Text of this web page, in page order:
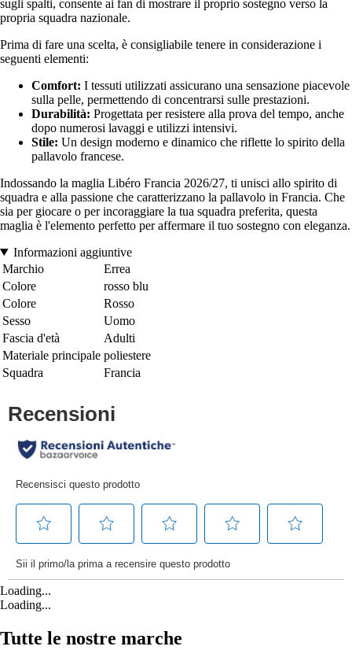
sugli spalti, consente ai fan di mostrare il proprio sostegno verso la
propria squadra nazionale.
Prima di fare una scelta, è consigliabile tenere in considerazione i
seguenti elementi:
Comfort: I tessuti utilizzati assicurano una sensazione piacevole
sulla pelle, permettendo di concentrarsi sulle prestazioni.
Durabilità: Progettata per resistere alla prova del tempo, anche
dopo numerosi lavaggi e utilizzi intensivi.
Stile: Un design moderno e dinamico che riflette lo spirito della
pallavolo francese.
Indossando la maglia Libéro Francia 2026/27, ti unisci allo spirito di
squadra e alla passione che caratterizzano la pallavolo in Francia. Che
sia per giocare o per incoraggiare la tua squadra preferita, questa
maglia è l'elemento perfetto per affermare il tuo sostegno con eleganza.
Informazioni aggiuntive
Marchio
Errea
Colore
rosso blu
Colore
Rosso
Sesso
Uomo
Fascia d'età
Adulti
Materiale principale poliestere
Squadra
Francia
Loading...
Loading...
Tutte le nostre marche